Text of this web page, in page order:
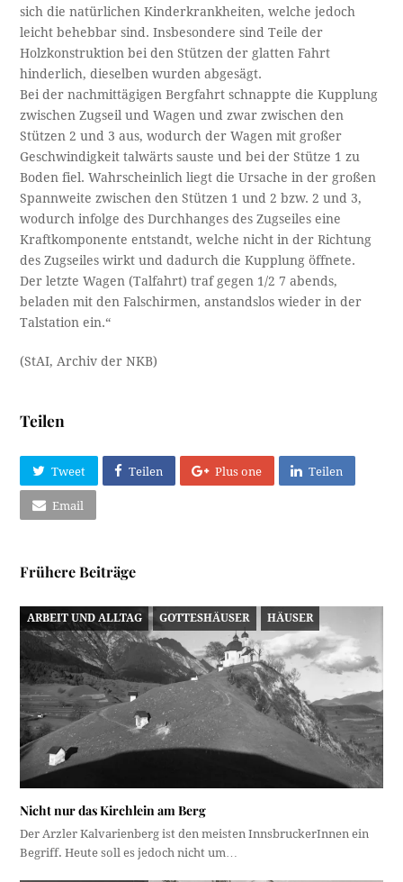
sich die natürlichen Kinderkrankheiten, welche jedoch
leicht behebbar sind. Insbesondere sind Teile der
Holzkonstruktion bei den Stützen der glatten Fahrt
hinderlich, dieselben wurden abgesägt.
Bei der nachmittägigen Bergfahrt schnappte die Kupplung
zwischen Zugseil und Wagen und zwar zwischen den
Stützen 2 und 3 aus, wodurch der Wagen mit großer
Geschwindigkeit talwärts sauste und bei der Stütze 1 zu
Boden fiel. Wahrscheinlich liegt die Ursache in der großen
Spannweite zwischen den Stützen 1 und 2 bzw. 2 und 3,
wodurch infolge des Durchhanges des Zugseiles eine
Kraftkomponente entstandt, welche nicht in der Richtung
des Zugseiles wirkt und dadurch die Kupplung öffnete.
Der letzte Wagen (Talfahrt) traf gegen 1/2 7 abends,
beladen mit den Falschirmen, anstandslos wieder in der
Talstation ein.“
(StAI, Archiv der NKB)
Teilen
Tweet Teilen Plus one Teilen
Email
Frühere Beiträge
ARBEIT UND ALLTAG GOTTESHÄUSER HÄUSER
Nicht nur das Kirchlein am Berg
Der Arzler Kalvarienberg ist den meisten InnsbruckerInnen ein
Begriff. Heute soll es jedoch nicht um…